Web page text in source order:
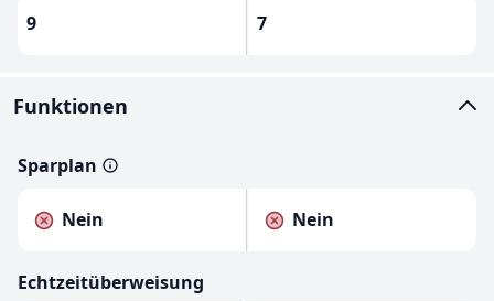
9 7
Funktionen
Sparplan
Nein Nein
Echtzeitüberweisung